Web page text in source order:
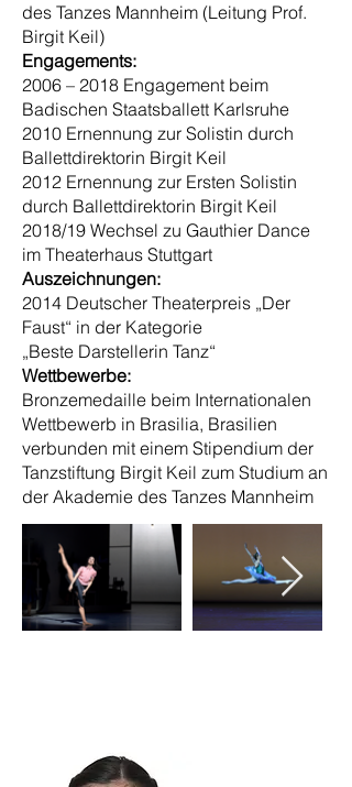
des Tanzes Mannheim (Leitung Prof.
Birgit Keil)
Engagements:
2006 – 2018 Engagement beim
Badischen Staatsballett Karlsruhe
2010 Ernennung zur Solistin durch
Ballettdirektorin Birgit Keil
2012 Ernennung zur Ersten Solistin
durch Ballettdirektorin Birgit Keil
2018/19 Wechsel zu Gauthier Dance
im Theaterhaus Stuttgart
Auszeichnungen:
2014 Deutscher Theaterpreis „Der
Faust“ in der Kategorie
„Beste Darstellerin Tanz“
Wettbewerbe:
Bronzemedaille beim Internationalen
Wettbewerb in Brasilia, Brasilien
verbunden mit einem Stipendium der
Tanzstiftung Birgit Keil zum Studium an
der Akademie des Tanzes Mannheim